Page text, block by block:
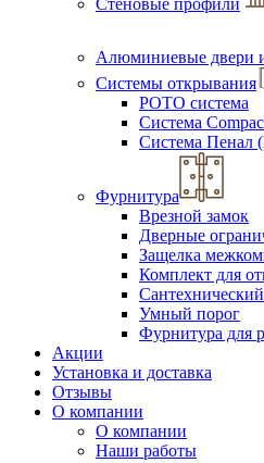
Стеновые профили
Алюминиевые двери
Системы открывания
РОТО система
Система
Система Пенал
Фурнитура
Врезной замок
Дверные
Защелка
Комплект для
Умный порог
Фурнитура для
Акции
Установка и доставка
Отзывы
О компании
О компании
Наши работы